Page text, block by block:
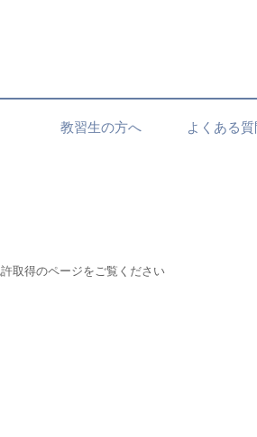
教習生の方へ よくある質
取得のページをご覧ください